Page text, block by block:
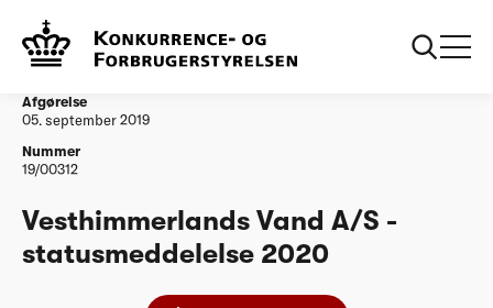
Vandtilsyn
2020
Afgørelse
05. september 2019
Nummer
19/00312
Vesthimmerlands Vand A/S -
statusmeddelelse 2020